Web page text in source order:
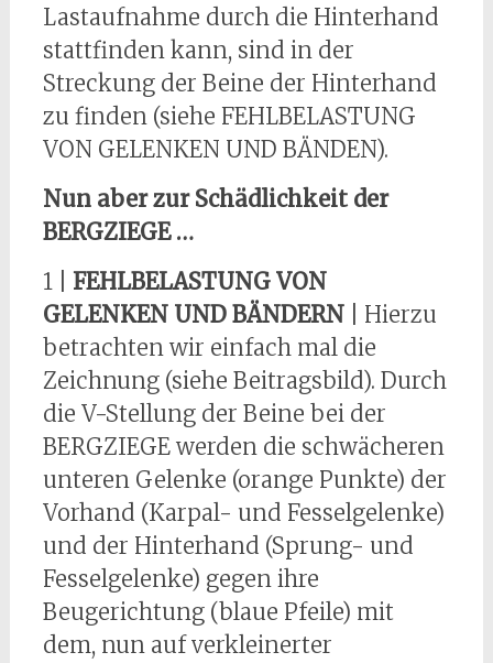
Lastaufnahme durch die Hinterhand
stattfinden kann, sind in der
Streckung der Beine der Hinterhand
zu finden (siehe FEHLBELASTUNG
VON GELENKEN UND BÄNDEN).
Nun aber zur Schädlichkeit der
BERGZIEGE …
1 | FEHLBELASTUNG VON
GELENKEN UND BÄNDERN| Hierzu
betrachten wir einfach mal die
Zeichnung (siehe Beitragsbild). Durch
die V-Stellung der Beine bei der
BERGZIEGE werden die schwächeren
unteren Gelenke (orange Punkte) der
Vorhand (Karpal- und Fesselgelenke)
und der Hinterhand (Sprung- und
Fesselgelenke) gegen ihre
Beugerichtung (blaue Pfeile) mit
dem, nun auf verkleinerter